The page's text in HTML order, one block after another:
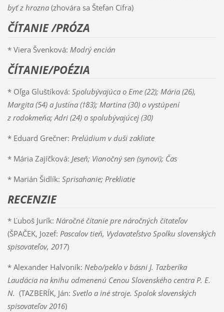
byť z hrozna (zhovára sa Štefan Cifra)
ČÍTANIE /PRÓZA
* Viera Švenková: Modrý encián
ČÍTANIE/POÉZIA
* Oľga Gluštíková: Spolubývajúca o Eme (22); Mária (26),
Margita (54) a Justína (†83); Martina (30) o vystúpení
z rodokmeňa; Adri (24) o spolubývajúcej (30)
* Eduard Grečner: Prelúdium v duši zakliate
* Mária Zajíčková: Jeseň; Vianočný sen (synovi); Čas
* Marián Šidlík: Sprisahanie; Prekliatie
RECENZIE
* Ľuboš Jurík: Náročné čítanie pre náročných čitateľov
(ŠPAČEK, Jozef: Pascalov tieň, Vydavateľstvo Spolku slovenských
spisovateľov, 2017)
* Alexander Halvoník: Nebo/peklo v básni J. Tazberíka
Laudácia na knihu odmenenú Cenou Slovenského centra P. E.
N. (TAZBERÍK, Ján: Svetlo a iné stroje. Spolok slovenských
spisovateľov 2016)